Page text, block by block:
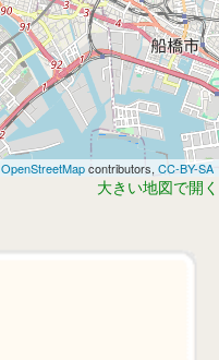
OpenStreetMapcontributors, CC-BY-SA
大きい地図で開く